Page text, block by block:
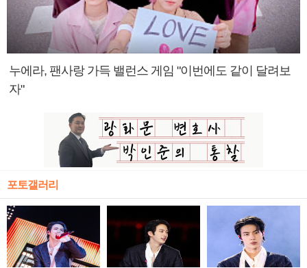
누에라, 팬사랑 가득 밸런스 게임 "이번에도 같이 달려보
자"
포토갤러리